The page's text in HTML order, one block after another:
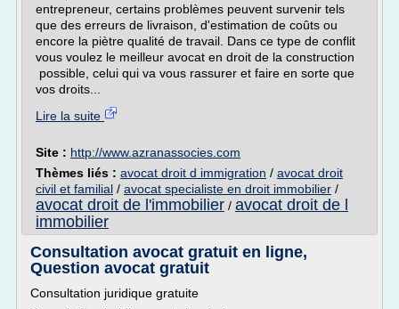
entrepreneur, certains problèmes peuvent survenir tels
que des erreurs de livraison, d'estimation de coûts ou
encore la piètre qualité de travail. Dans ce type de conflit
vous voulez le meilleur avocat en droit de la construction
possible, celui qui va vous rassurer et faire en sorte que
vos droits...
Lire la suite
Site : http://www.azranassocies.com
Thèmes liés : avocat droit d immigration / avocat droit
civil et familial / avocat specialiste en droit immobilier /
avocat droit de l'immobilier / avocat droit de l
immobilier
Consultation avocat gratuit en ligne,
Question avocat gratuit
Consultation juridique gratuite